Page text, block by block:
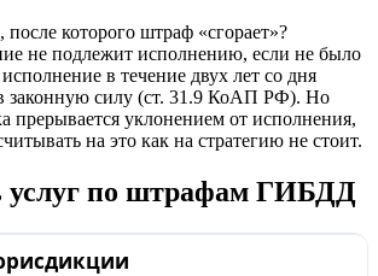
после которого штраф «сгорает»?
не подлежит исполнению, если не было
в течение двух лет со дня
законную силу (ст. 31.9 КоАП РФ). Но
прерывается уклонением от исполнения,
на это как на стратегию не стоит.
услуг по штрафам ГИБДД